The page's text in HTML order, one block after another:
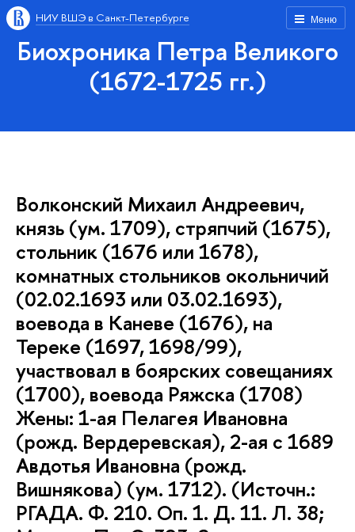
Меню
НИУ ВШЭ в Санкт-Петербурге
Биохроника Петра Великого
(1672-1725 гг.)
Волконский Михаил Андреевич,
князь (ум. 1709), стряпчий (1675),
стольник (1676 или 1678),
комнатных стольников окольничий
(02.02.1693 или 03.02.1693),
воевода в Каневе (1676), на
Тереке (1697, 1698/99),
участвовал в боярских совещаниях
(1700), воевода Ряжска (1708)
Жены: 1-ая Пелагея Ивановна
(рожд. Вердеревская), 2-ая с 1689
Авдотья Ивановна (рожд.
Вишнякова) (ум. 1712). (Источн.:
РГАДА. Ф. 210. Оп. 1. Д. 11. Л. 38;